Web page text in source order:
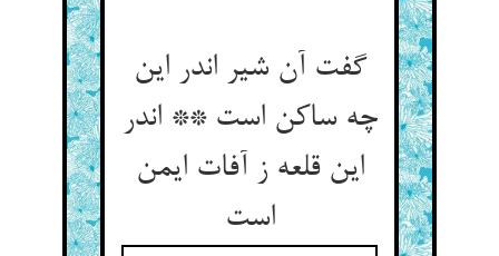
گفت آن شیر اندر این
چه ساکن است ** اندر
این قلعه ز آفات ایمن
است‌‌